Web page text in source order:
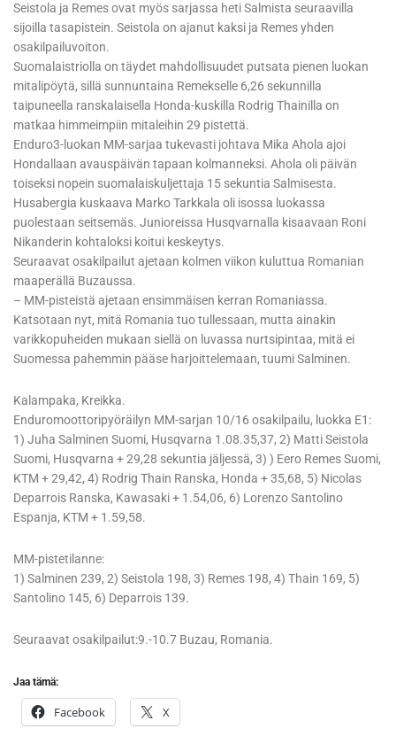
Seistola ja Remes ovat myös sarjassa heti Salmista seuraavilla
sijoilla tasapistein. Seistola on ajanut kaksi ja Remes yhden
osakilpailuvoiton.
Suomalaistriolla on täydet mahdollisuudet putsata pienen luokan
mitalipöytä, sillä sunnuntaina Remekselle 6,26 sekunnilla
taipuneella ranskalaisella Honda-kuskilla Rodrig Thainilla on
matkaa himmeimpiin mitaleihin 29 pistettä.
Enduro3-luokan MM-sarjaa tukevasti johtava Mika Ahola ajoi
Hondallaan avauspäivän tapaan kolmanneksi. Ahola oli päivän
toiseksi nopein suomalaiskuljettaja 15 sekuntia Salmisesta.
Husabergia kuskaava Marko Tarkkala oli isossa luokassa
puolestaan seitsemäs. Junioreissa Husqvarnalla kisaavaan Roni
Nikanderin kohtaloksi koitui keskeytys.
Seuraavat osakilpailut ajetaan kolmen viikon kuluttua Romanian
maaperällä Buzaussa.
– MM-pisteistä ajetaan ensimmäisen kerran Romaniassa.
Katsotaan nyt, mitä Romania tuo tullessaan, mutta ainakin
varikkopuheiden mukaan siellä on luvassa nurtsipintaa, mitä ei
Suomessa pahemmin pääse harjoittelemaan, tuumi Salminen.
Kalampaka, Kreikka.
Enduromoottoripyöräilyn MM-sarjan 10/16 osakilpailu, luokka E1:
1) Juha Salminen Suomi, Husqvarna 1.08.35,37, 2) Matti Seistola
Suomi, Husqvarna + 29,28 sekuntia jäljessä, 3) ) Eero Remes Suomi,
KTM + 29,42, 4) Rodrig Thain Ranska, Honda + 35,68, 5) Nicolas
Deparrois Ranska, Kawasaki + 1.54,06, 6) Lorenzo Santolino
Espanja, KTM + 1.59,58.
MM-pistetilanne:
1) Salminen 239, 2) Seistola 198, 3) Remes 198, 4) Thain 169, 5)
Santolino 145, 6) Deparrois 139.
Seuraavat osakilpailut:9.-10.7 Buzau, Romania.
Jaa tämä:
Facebook X